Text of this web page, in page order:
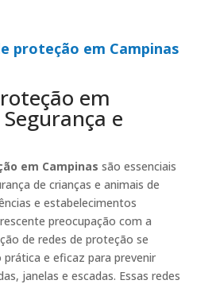
proteção em Campinas
em
e
em Campinas são essenciais
de crianças e animais de
e estabelecimentos
preocupação com a
de redes de proteção se
e eficaz para prevenir
janelas e escadas. Essas redes